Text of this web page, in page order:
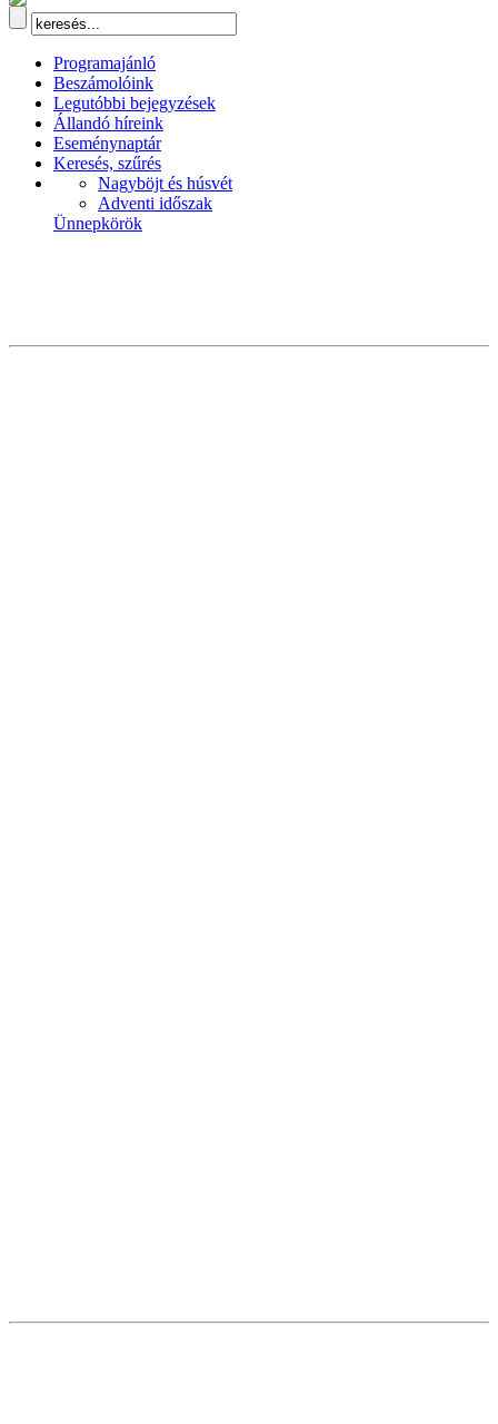
Programajánló
Beszámolóink
Legutóbbi bejegyzések
Állandó híreink
Eseménynaptár
Keresés, szűrés
Nagyböjt és húsvét
Adventi időszak
Ünnepkörök